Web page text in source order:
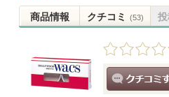
商品情報 クチコミ (53)